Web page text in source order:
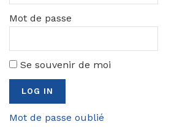
Mot de passe
Se souvenir de moi
Mot de passe oublié